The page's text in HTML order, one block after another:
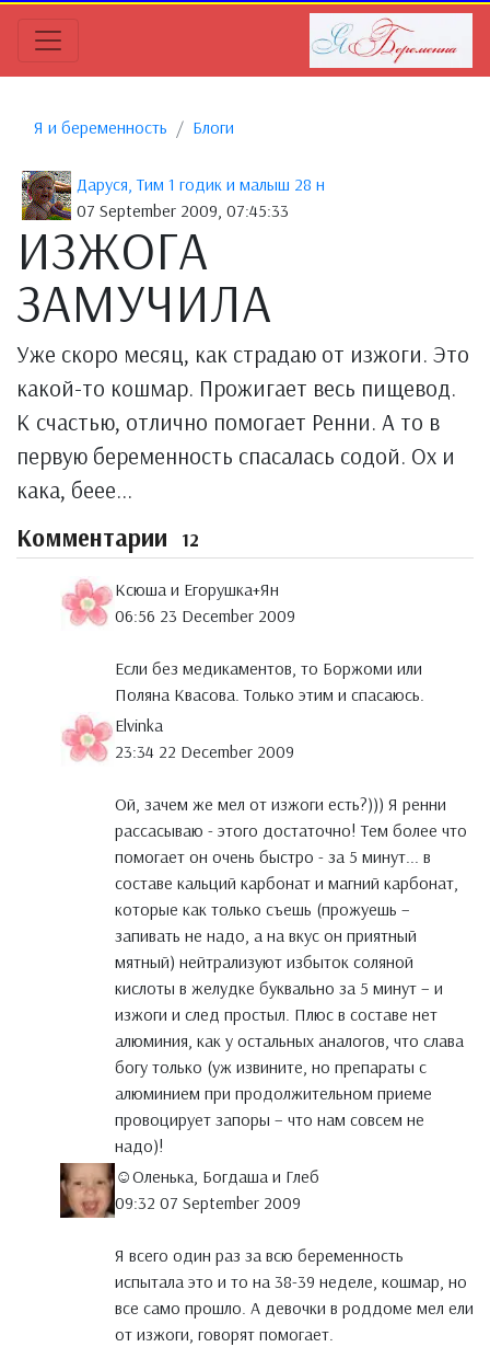
Я и беременность Блоги
Даруся, Тим 1 годик и малыш 28 н
07 September 2009, 07:45:33
ИЗЖОГА
ЗАМУЧИЛА
Уже скоро месяц, как страдаю от изжоги. Это
какой-то кошмар. Прожигает весь пищевод.
К счастью, отлично помогает Ренни. А то в
первую беременность спасалась содой. Ох и
кака, беее...
Комментарии 12
Ксюша и Егорушка+Ян
06:56 23 December 2009
Если без медикаментов, то Боржоми или
Поляна Квасова. Только этим и спасаюсь.
Elvinka
23:34 22 December 2009
Ой, зачем же мел от изжоги есть?))) Я ренни
рассасываю - этого достаточно! Тем более что
помогает он очень быстро - за 5 минут... в
составе кальций карбонат и магний карбонат,
которые как только съешь (прожуешь –
запивать не надо, а на вкус он приятный
мятный) нейтрализуют избыток соляной
кислоты в желудке буквально за 5 минут – и
изжоги и след простыл. Плюс в составе нет
алюминия, как у остальных аналогов, что слава
богу только (уж извините, но препараты с
алюминием при продолжительном приеме
провоцирует запоры – что нам совсем не
надо)!
☺Оленька, Богдаша и Глеб
09:32 07 September 2009
Я всего один раз за всю беременность
испытала это и то на 38-39 неделе, кошмар, но
все само прошло. А девочки в роддоме мел ели
от изжоги, говорят помогает.